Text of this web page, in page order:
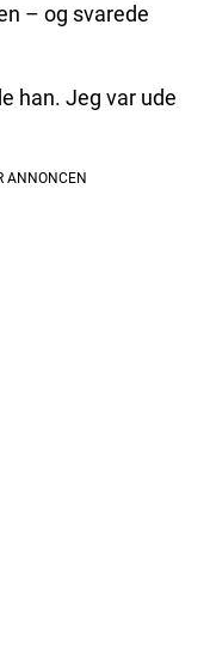
– og svarede
han. Jeg var ude